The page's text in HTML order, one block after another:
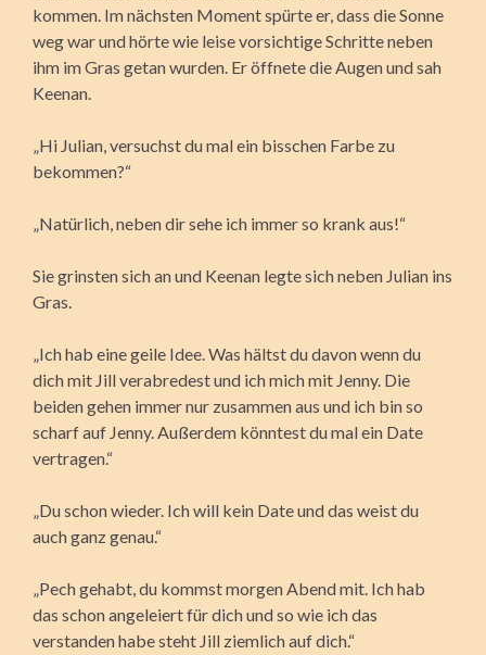
kommen. Im nächsten Moment spürte er, dass die Sonne
weg war und hörte wie leise vorsichtige Schritte neben
ihm im Gras getan wurden. Er öffnete die Augen und sah
Keenan.
„Hi Julian, versuchst du mal ein bisschen Farbe zu
bekommen?“
„Natürlich, neben dir sehe ich immer so krank aus!“
Sie grinsten sich an und Keenan legte sich neben Julian ins
Gras.
„Ich hab eine geile Idee. Was hältst du davon wenn du
dich mit Jill verabredest und ich mich mit Jenny. Die
beiden gehen immer nur zusammen aus und ich bin so
scharf auf Jenny. Außerdem könntest du mal ein Date
vertragen.“
„Du schon wieder. Ich will kein Date und das weist du
auch ganz genau.“
„Pech gehabt, du kommst morgen Abend mit. Ich hab
das schon angeleiert für dich und so wie ich das
verstanden habe steht Jill ziemlich auf dich.“